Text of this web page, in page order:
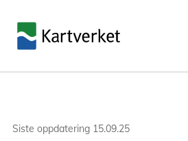
Siste oppdatering 15.09.25